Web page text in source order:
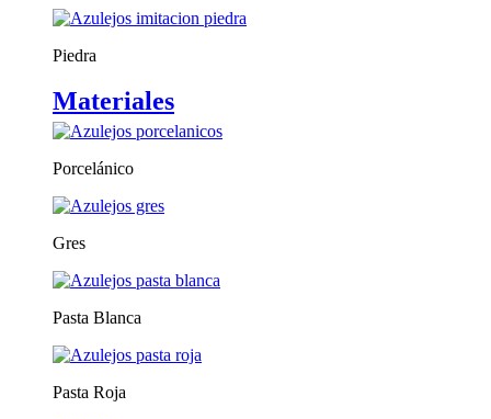
Piedra
Materiales
Porcelánico
Gres
Pasta Blanca
Pasta Roja